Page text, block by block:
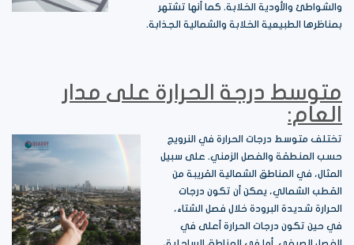
والشواطئ والأودية الخلابة. كما أنها تشتهر
بمناظرها الطبيعية الخلابة والشمالية الجذابة.
متوسط درجة الحرارة على مدار
العام:
تختلف متوسط درجات الحرارة في النرويج
حسب المنطقة والفصل الزمني. على سبيل
المثال، في المناطق الشمالية القريبة من
القطب الشمالي، يمكن أن تكون درجات
الحرارة شديدة البرودة خلال فصل الشتاء،
في حين تكون درجات الحرارة أعلى في